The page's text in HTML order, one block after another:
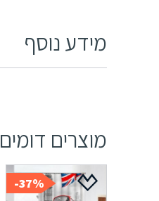
מידע נוסף
מוצרים דומים
37%-